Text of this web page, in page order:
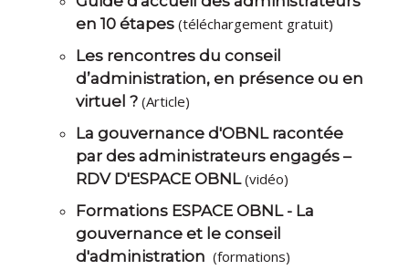
en 10 étapes (téléchargement gratuit)
Les rencontres du conseil
d’administration, en présence ou en
virtuel ? (Article)
La gouvernance d'OBNL racontée
par des administrateurs engagés –
RDV D'ESPACE OBNL(vidéo)
Formations ESPACE OBNL - La
gouvernance et le conseil
d'administration (formations)